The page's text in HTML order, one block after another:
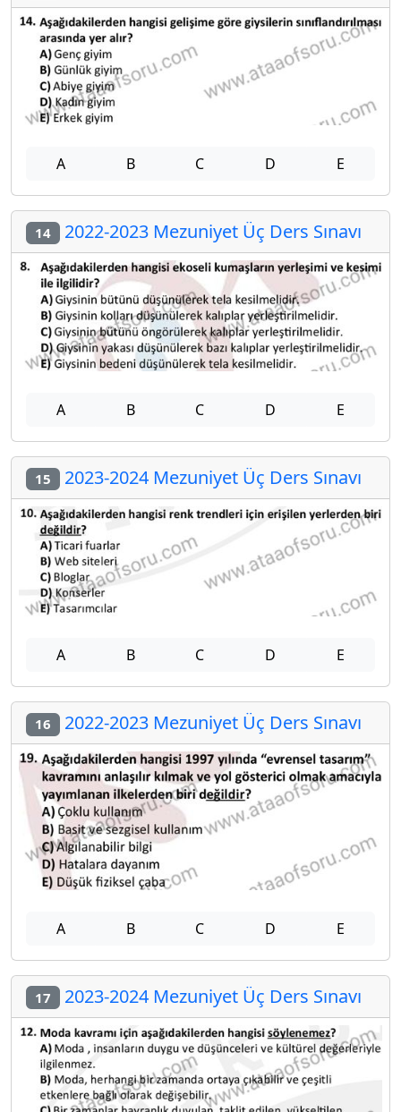
A B C D E
14 2022-2023 Mezuniyet Üç Ders Sınavı
A B C D E
15 2023-2024 Mezuniyet Üç Ders Sınavı
A B C D E
16 2022-2023 Mezuniyet Üç Ders Sınavı
A B C D E
17 2023-2024 Mezuniyet Üç Ders Sınavı